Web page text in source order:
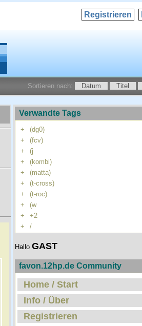
Registrieren
Sortieren nach: Datum Titel
Verwandte Tags
+
(dg0)
+
(fcv)
+
(j
+
(kombi)
+
(matta)
+
(t-cross)
+
(t-roc)
+
(w
+
+2
+
/
Hallo GAST
favon.12hp.de Community
Home / Start
Info / Über
Registrieren